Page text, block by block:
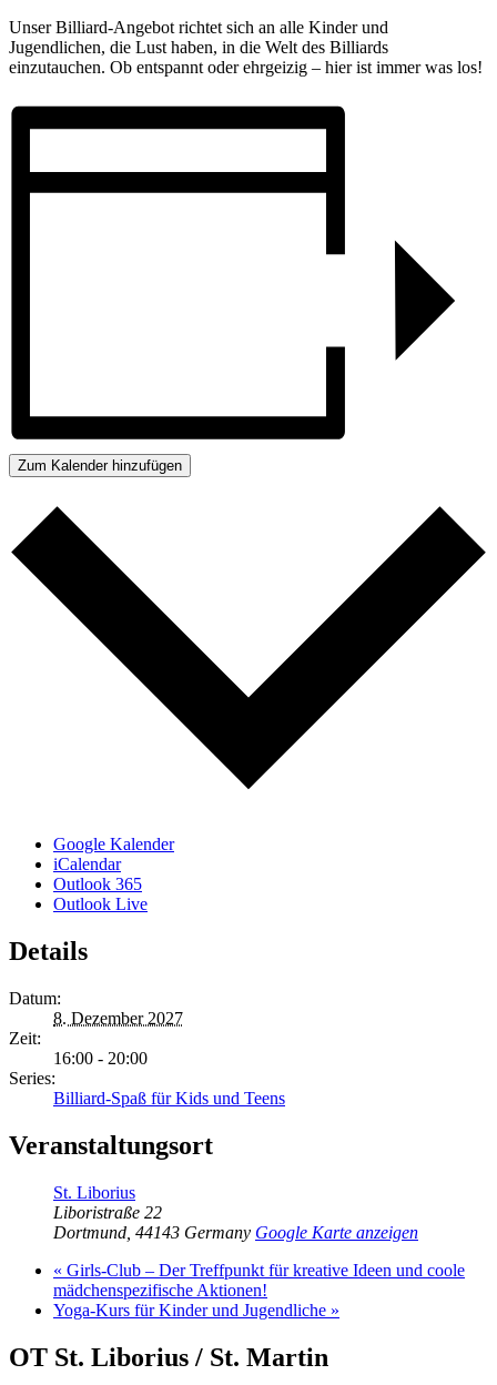
Unser Billiard-Angebot richtet sich an alle Kinder und
Jugendlichen, die Lust haben, in die Welt des Billiards
einzutauchen. Ob entspannt oder ehrgeizig – hier ist immer was los!
Zum Kalender hinzufügen
Google Kalender
iCalendar
Outlook 365
Outlook Live
Details
Datum:
8. Dezember 2027
Zeit:
16:00 - 20:00
Series:
Billiard-Spaß für Kids und Teens
Veranstaltungsort
St. Liborius
Liboristraße 22
Dortmund 44143 Germany Google Karte anzeigen
« Girls-Club – Der Treffpunkt für kreative Ideen und coole
mädchenspezifische Aktionen!
Yoga-Kurs für Kinder und Jugendliche »
OT St. Liborius / St. Martin